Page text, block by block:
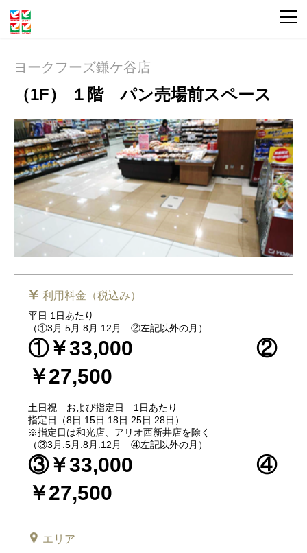
ヨークフーズ鎌ケ谷店
（1F） １階 パン売場前スペース
利用料金（税込み）
平日 1日あたり
（①3月.5月.8月.12月 ②左記以外の月）
①￥33,000 ②
￥27,500
土日祝 および指定日 1日あたり
指定日（8日.15日.18日.25日.28日）
※指定日は和光店、アリオ西新井店を除く
（③3月.5月.8月.12月 ④左記以外の月）
③￥33,000 ④
￥27,500
エリア